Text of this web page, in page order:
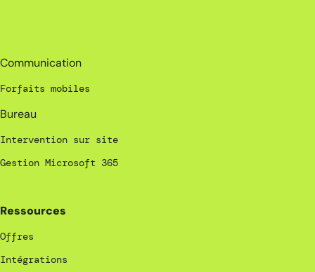
Communication
Forfaits mobiles
Bureau
Intervention sur site
Gestion Microsoft 365
Ressources
Offres
Intégrations